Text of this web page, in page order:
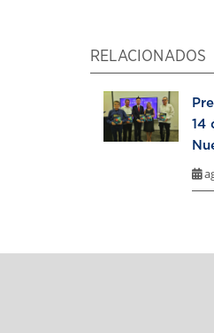
RELACIONADOS
14